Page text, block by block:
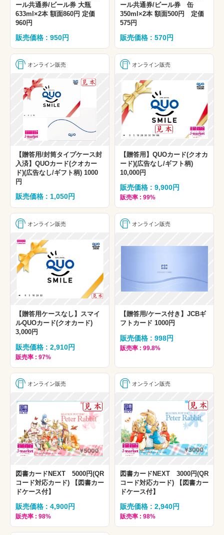
ール共通券/ビール券 大瓶
633ml×2本 額面860円 定価
960円
販売価格 : 950円
ール共通券/ビール券 缶
350ml×2本 額面500円 定価
575円
販売価格 : 570円
オンライン販売
【贈答用/封筒タイプケース封
入済】QUOカード(クオカー
ド)(広告なし/ギフト柄) 1000
円
販売価格 : 1,050円
オンライン販売
【贈答用】QUOカード(クオカ
ード)(広告なし/ギフト柄)
10,000円
販売価格 : 9,900円
販売率 : 99%
オンライン販売
【贈答用ケースなし】スマイ
ルQUOカード(クオカード)
3,000円
販売価格 : 2,910円
販売率 : 97%
オンライン販売
【贈答用/ケース付き】JCBギ
フトカード 1000円
販売価格 : 998円
販売率 : 99.8%
オンライン販売
図書カードNEXT 5000円(QR
コード対応カード) 【図書カー
ドケース付】
販売価格 : 4,900円
販売率 : 98%
オンライン販売
図書カードNEXT 3000円(QR
コード対応カード) 【図書カー
ドケース付】
販売価格 : 2,940円
販売率 : 98%